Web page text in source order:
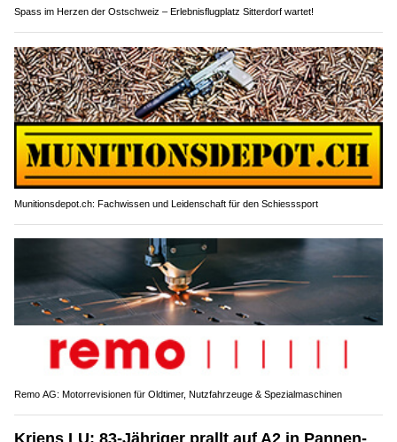
Spass im Herzen der Ostschweiz – Erlebnisflugplatz Sitterdorf wartet!
Munitionsdepot.ch: Fachwissen und Leidenschaft für den Schiesssport
Remo AG: Motorrevisionen für Oldtimer, Nutzfahrzeuge & Spezialmaschinen